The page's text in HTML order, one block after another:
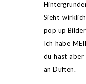
Sieht
pop up Bilder
Ich habe
du hast aber
an Düften.